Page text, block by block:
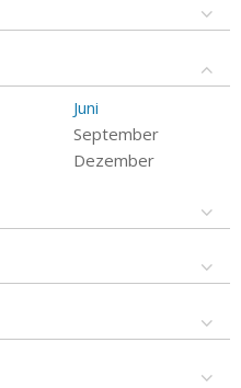
Juni
September
Dezember